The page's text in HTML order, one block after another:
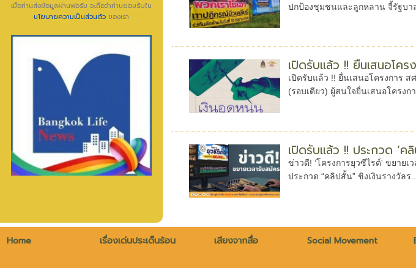
เมื่อท่านส่งข้อมูลผ่านฟอร์ม จะถือว่าท่านยอมรับใน
นโยบายความเป็นส่วนตัว ของเรา
ปกป้องชุมชนและลูกหลาน จี้รัฐบาล
เปิดรับแล้ว !! ยื่นเสนอโค
เปิดรับแล้ว !! ยื่นเสนอโครงการ
(รอบเดียว) ผู้สนใจยื่นเสนอโครงก
เปิดรับแล้ว !! ประกวด ‘ค
ข่าวดี! ‘โครงการยุวซีไรต์' ขยาย
ประกวด “คลิปสั้น” ชิงเงินรางวัลร...
Home เรื่องเด่นประเด็นร้อน เสียงจากสื่อ Social Movement